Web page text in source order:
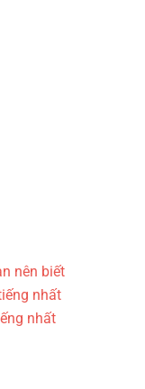
nên biết
nhất
nhất